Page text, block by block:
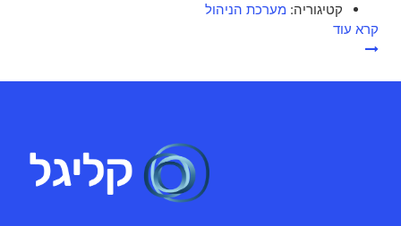
קטיגוריה: מערכת הניהול
קרא עוד